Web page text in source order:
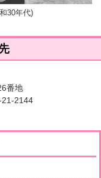
30年代)
番地
21-2144